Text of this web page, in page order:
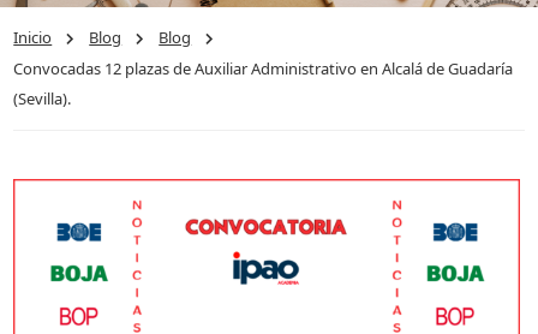
Inicio Blog
Blog
Convocadas 12 plazas de Auxiliar Administrativo en Alcalá de Guadaría
(Sevilla).